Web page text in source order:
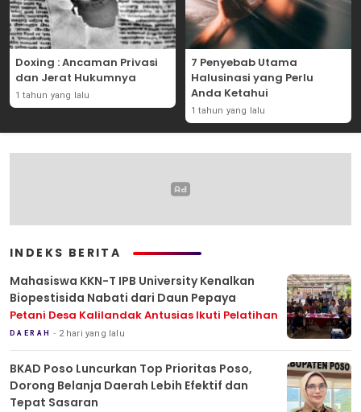
Doxing : Ancaman Privasi
dan Jerat Hukumnya
1 tahun yang lalu
7 Penyebab Utama
Halusinasi yang Perlu
Anda Ketahui
1 tahun yang lalu
INDEKS BERITA
Mahasiswa KKN-T IPB University Kenalkan
Biopestisida Nabati dari Daun Pepaya
Petani Desa Kalilandak Antusias Ikuti Pelatihan
DAERAH 2 hari yang lalu
BKAD Poso Luncurkan Top Prioritas Poso,
Dorong Belanja Daerah Lebih Efektif dan
Tepat Sasaran